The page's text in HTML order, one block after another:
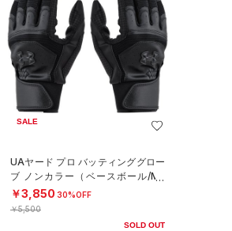
SALE
UAヤード プロ バッティンググロー
ブ ノンカラー（ベースボール/ME
N）
￥3,850 30%OFF
￥5,500
SOLD OUT